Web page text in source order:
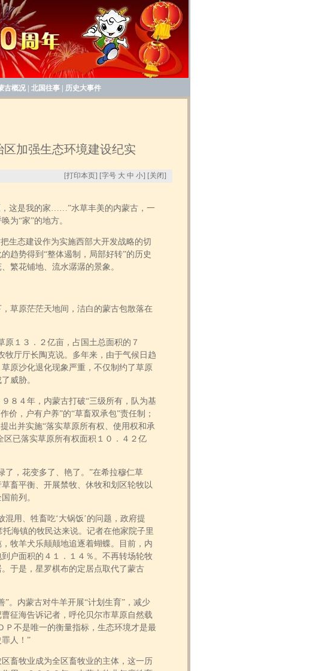
古概况 北国往事 历史大事件
加强生态环境建设纪实
[打印本页] [字号 大 中 小] [关闭]
这是我的家……”水草丰美的内蒙古，一
为“家”的地方。
态建设作为实施西部大开发战略的切
趋势得到“整体遏制，局部好转”的历史
繁花铺地、流水潺潺的景象。
原茫茫天地间，洁白的蒙古包散落在
１３．２亿亩，占国土总面积的７
牧厅厅长陶克说。多年来，由于气候日趋
原沙化退化现象严重，不仅制约了草原
威胁。
４年，内蒙古打破“三级所有，队为基
价，户有户养”的“草畜双承包”责任制；
出并实施“落实草原所有权、使用权和承
区已落实草原所有权面积１０．４２亿
，花变多了、艳了。”在希拉穆仁草
畜平衡、开展禁牧、休牧和划区轮牧以
前列。
用、牲畜吃‘大锅饭’的问题，政府提
海镇的牧民达来说。记者在他家院子里
牧羊犬乐颠颠地追逐着蝴蝶。目前，内
户面积的４１．１４％。不再转场轮牧
于是，星罗棋布的定居点取代了蒙古
内蒙古对牛羊开展“计划生育”，减少
征海告诉记者，呼伦贝尔市草原自然载
Ｐ不是唯一的衡量指标，生态环境才是最
人！”
牧业成为全区畜牧业的主体，这一历